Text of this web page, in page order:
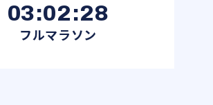
03:02:28
フルマラソン